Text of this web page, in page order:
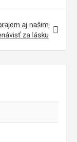
aj našim
za lásku